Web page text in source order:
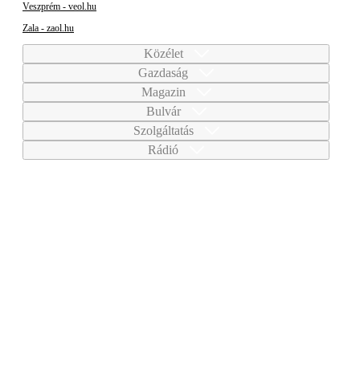
Veszprém - veol.hu
Zala - zaol.hu
Közélet
Gazdaság
Magazin
Bulvár
Szolgáltatás
Rádió